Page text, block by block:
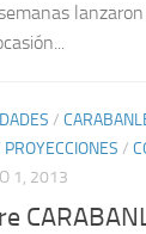
/
PROYECCIONES /
1, 2013